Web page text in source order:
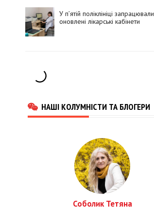
У п’ятій поліклініці запрацювали
оновлені лікарські кабінети
НАШІ КОЛУМНІСТИ ТА БЛОГЕРИ
Соболик Тетяна